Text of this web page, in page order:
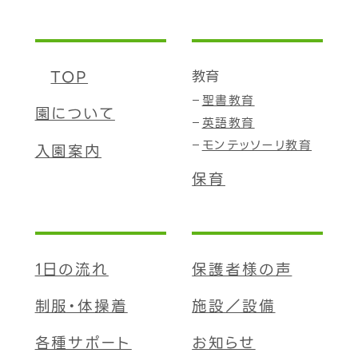
TOP
園について
入園案内
教育
聖書教育
英語教育
モンテッソーリ教育
保育
1日の流れ
制服・体操着
各種サポート
保護者様の声
施設／設備
お知らせ